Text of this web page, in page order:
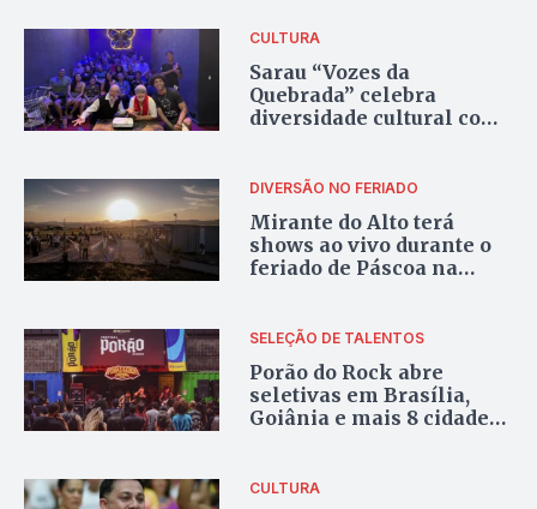
CULTURA
Sarau “Vozes da
Quebrada” celebra
diversidade cultural com
DIVERSÃO NO FERIADO
Mirante do Alto terá
shows ao vivo durante o
feriado de Páscoa na
SELEÇÃO DE TALENTOS
Porão do Rock abre
seletivas em Brasília,
Goiânia e mais 8 cidades
CULTURA